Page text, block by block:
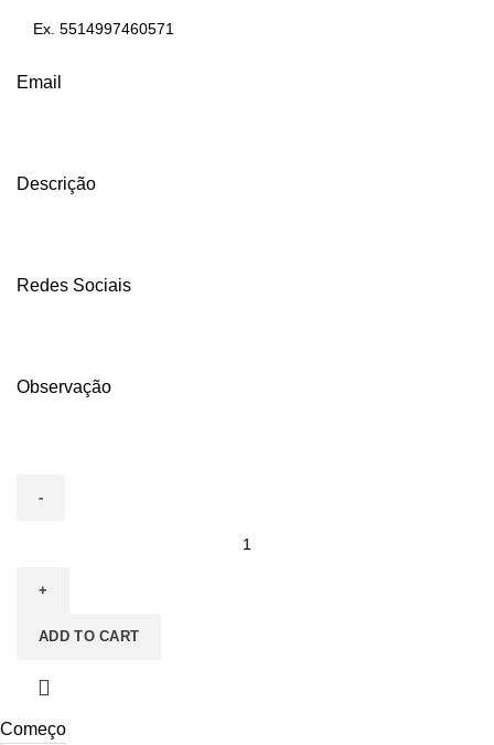
Email
Descrição
Redes Sociais
Observação
COUCHE
UV
FRENTE
-
ADD TO CART
Começo